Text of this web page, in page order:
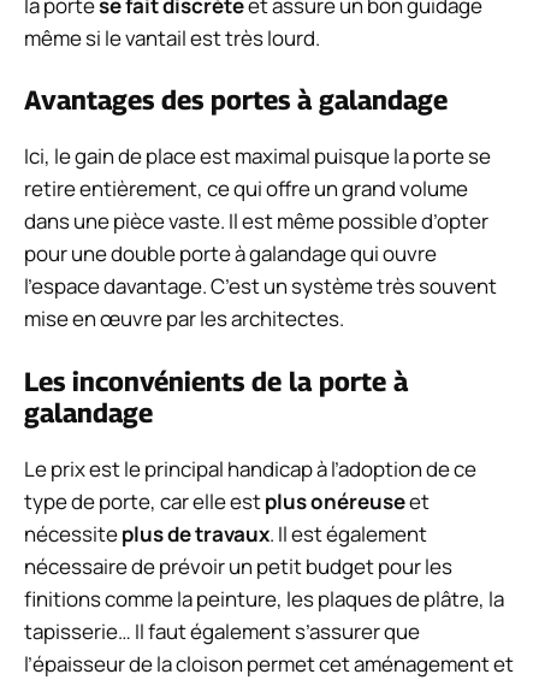
même si le vantail est très lourd.
Avantages des portes à galandage
Ici, le gain de place est maximal puisque la porte se
retire entièrement, ce qui offre un grand volume
dans une pièce vaste. Il est même possible d’opter
pour une double porte à galandage qui ouvre
l’espace davantage. C’est un système très souvent
mise en œuvre par les architectes.
Les inconvénients de la porte à
galandage
Le prix est le principal handicap à l’adoption de ce
type de porte, car elle estplus onéreuseet
nécessiteplus de travaux. Il est également
nécessaire de prévoir un petit budget pour les
finitions comme la peinture, les plaques de plâtre, la
tapisserie… Il faut également s’assurer que
l’épaisseur de la cloison permet cet aménagement et